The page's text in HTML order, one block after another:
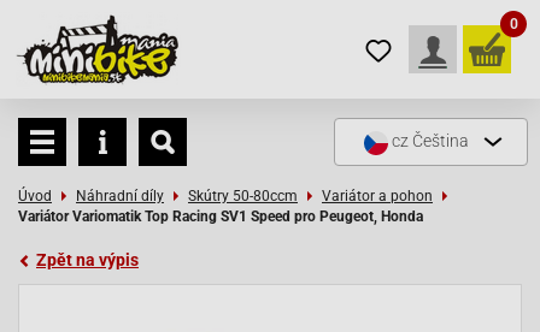
0
cz Čeština
Úvod Náhradní díly Skútry 50-80ccm
Variátor a pohon
Variátor Variomatik Top Racing SV1 Speed pro Peugeot, Honda
Zpět na výpis